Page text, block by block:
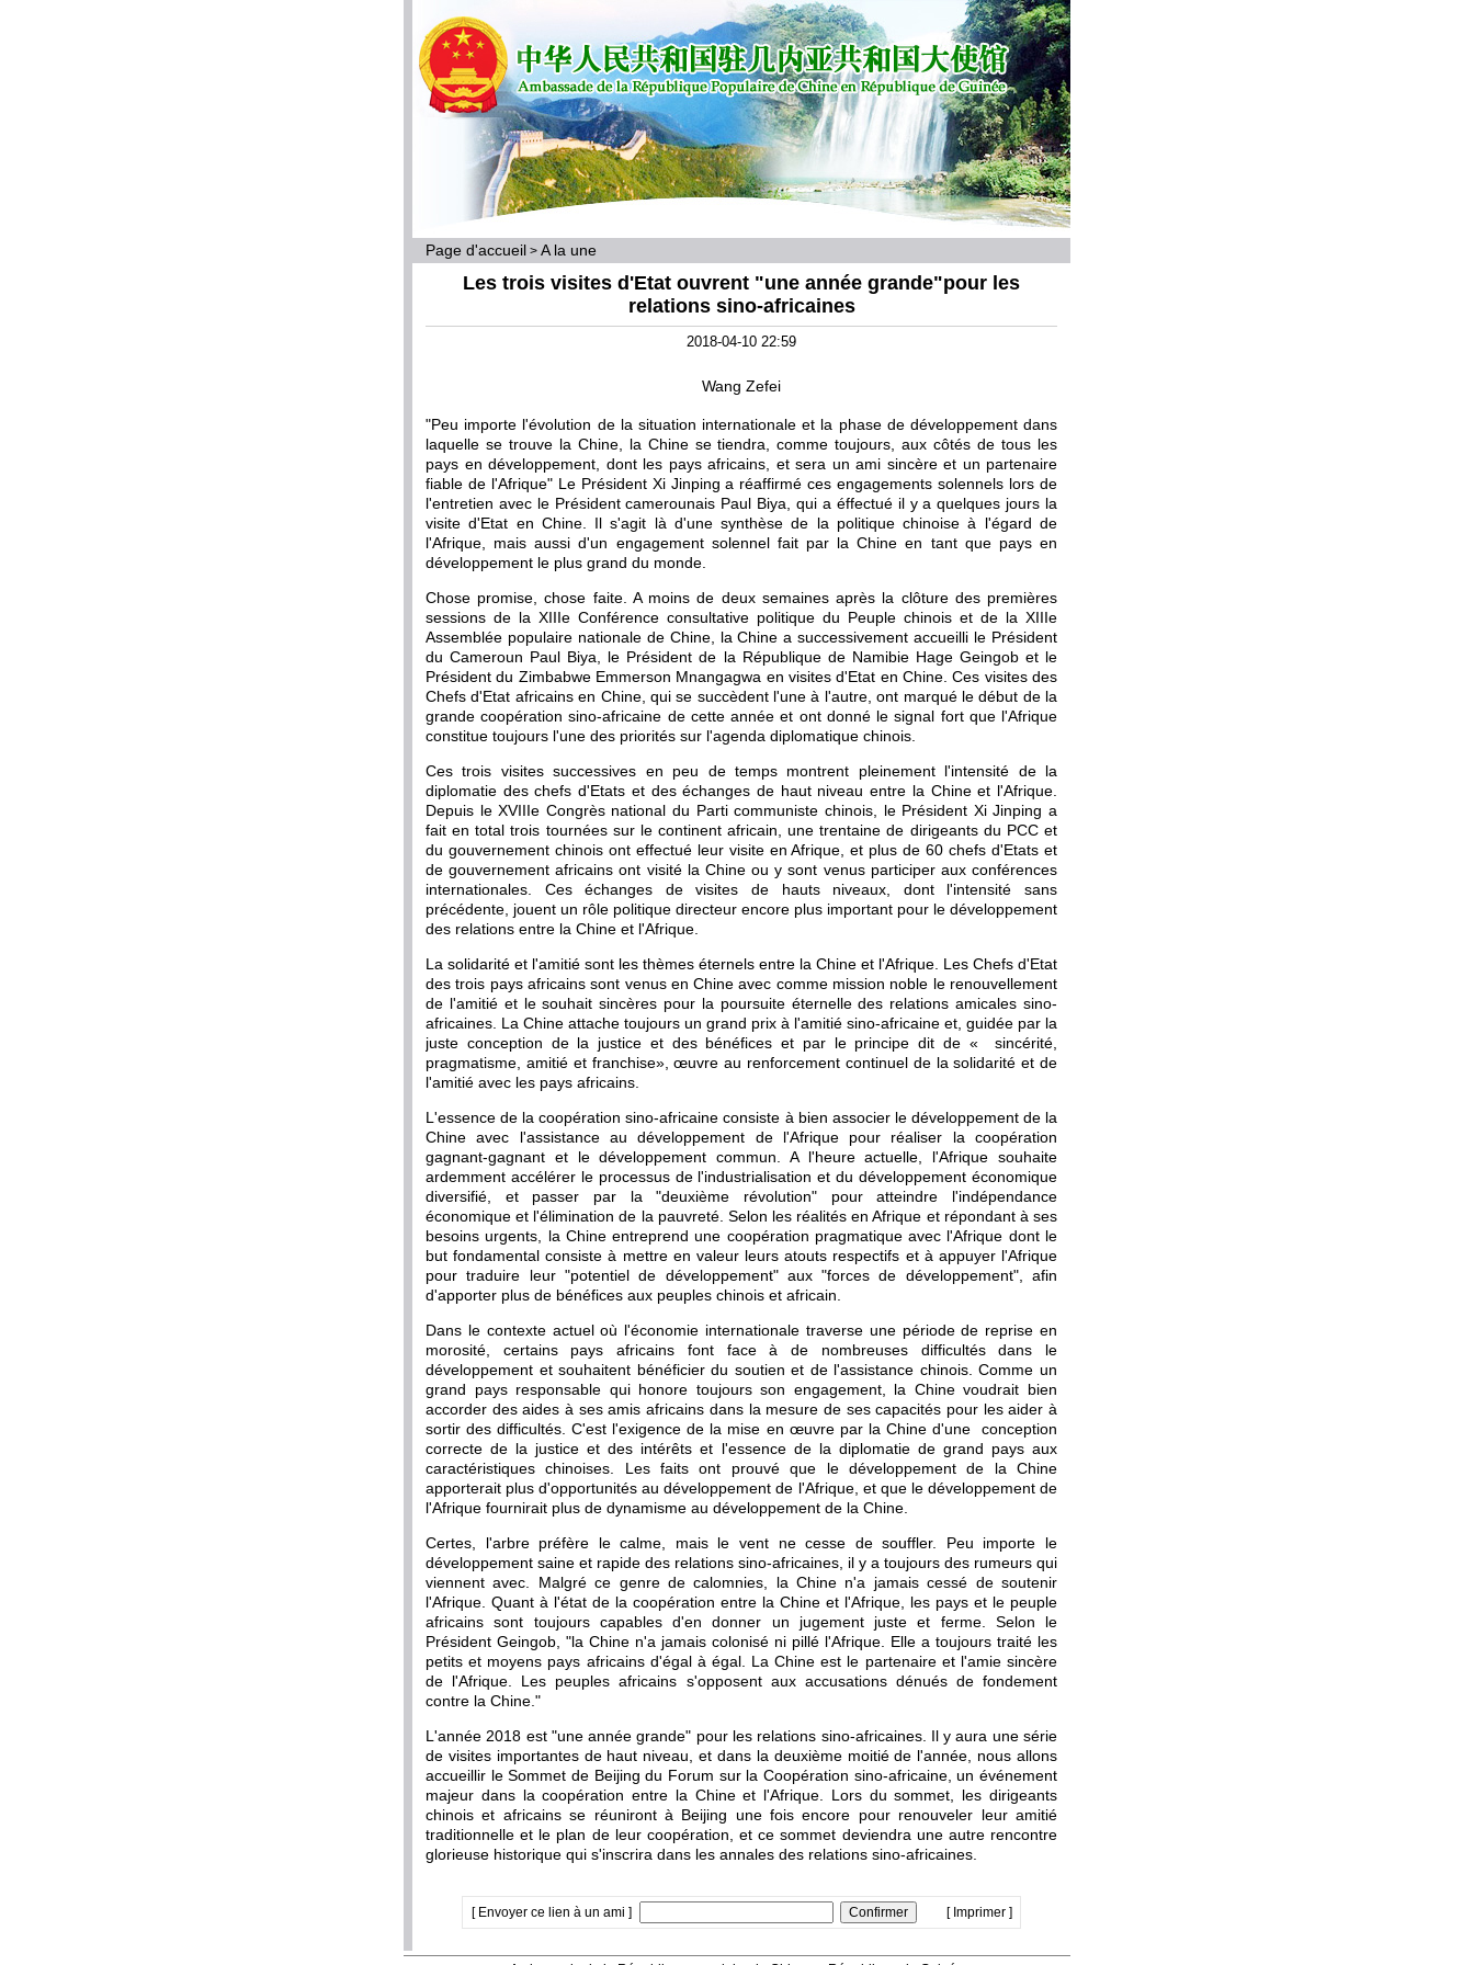
Page d'accueil > A la une
Les trois visites d'Etat ouvrent "une année grande"pour les
relations sino-africaines
2018-04-10 22:59
Wang Zefei
"Peu importe l'évolution de la situation internationale et la phase de développement dans
laquelle se trouve la Chine, la Chine se tiendra, comme toujours, aux côtés de tous les
pays en développement, dont les pays africains, et sera un ami sincère et un partenaire
fiable de l'Afrique" Le Président Xi Jinping a réaffirmé ces engagements solennels lors de
l'entretien avec le Président camerounais Paul Biya, qui a éffectué il y a quelques jours la
visite d'Etat en Chine. Il s'agit là d'une synthèse de la politique chinoise à l'égard de
l'Afrique, mais aussi d'un engagement solennel fait par la Chine en tant que pays en
développement le plus grand du monde.
Chose promise, chose faite. A moins de deux semaines après la clôture des premières
sessions de la XIIIe Conférence consultative politique du Peuple chinois et de la XIIIe
Assemblée populaire nationale de Chine, la Chine a successivement accueilli le Président
du Cameroun Paul Biya, le Président de la République de Namibie Hage Geingob et le
Président du Zimbabwe Emmerson Mnangagwa en visites d'Etat en Chine. Ces visites des
Chefs d'Etat africains en Chine, qui se succèdent l'une à l'autre, ont marqué le début de la
grande coopération sino-africaine de cette année et ont donné le signal fort quel'Afrique
constitue toujours l'une des priorités sur l'agenda diplomatique chinois.
Ces trois visites successives en peu de temps montrent pleinement l'intensité de la
diplomatie des chefs d'Etats et des échanges de haut niveau entre la Chine et l'Afrique.
Depuis le XVIIIe Congrès national du Parti communiste chinois, le Président Xi Jinping a
fait en total trois tournées sur le continent africain, une trentaine de dirigeants du PCC et
du gouvernement chinois ont effectué leur visite en Afrique, et plus de 60 chefs d'Etats et
de gouvernement africains ont visité la Chine ou y sont venus participer aux conférences
internationales. Ces échanges de visites de hauts niveaux, dont l'intensité sans
précédente, jouent un rôle politique directeur encore plus important pour le développement
des relations entre la Chine et l'Afrique.
La solidarité et l'amitié sont les thèmes éternels entre la Chine et l'Afrique. Les Chefs d'Etat
des trois pays africains sont venus en Chine avec comme mission noble le renouvellement
de l'amitié et le souhait sincères pour la poursuite éternelle des relations amicales sino-
africaines. La Chine attache toujours un grand prix à l'amitié sino-africaine et, guidée par la
juste conception de la justice et des bénéfices et par le principe dit de « sincérité,
pragmatisme, amitié et franchise», œuvre au renforcement continuel de la solidarité et de
l'amitié avec les pays africains.
L'essence de la coopération sino-africaine consiste à bien associer le développement de la
Chine avec l'assistance au développement de l'Afrique pour réaliser la coopération
gagnant-gagnant et le développement commun. A l'heure actuelle, l'Afrique souhaite
ardemment accélérer le processus de l'industrialisation et du développement économique
diversifié, et passer par la "deuxième révolution" pour atteindre l'indépendance
économique et l'élimination de la pauvreté. Selon les réalités en Afrique et répondant à ses
besoins urgents, la Chine entreprend une coopération pragmatique avec l'Afrique dont le
but fondamental consiste à mettre en valeur leurs atouts respectifs et à appuyer l'Afrique
pour traduire leur "potentiel de développement" aux "forces de développement", afin
d'apporter plus de bénéfices aux peuples chinois et africain.
Dans le contexte actuel où l'économie internationale traverse une période de reprise en
morosité, certains pays africains font face à de nombreuses difficultés dans le
développement et souhaitent bénéficier du soutien et de l'assistance chinois. Comme un
grand pays responsable qui honore toujours son engagement, la Chine voudrait bien
accorder des aides à ses amis africains dans la mesure de ses capacités pour les aider à
sortir des difficultés. C'est l'exigence de la mise en œuvre par la Chine d'une conception
correcte de la justice et des intérêts et l'essence de la diplomatie de grand pays aux
caractéristiques chinoises. Les faits ont prouvé que le développement de la Chine
apporterait plus d'opportunités au développement de l'Afrique, et que le développement de
l'Afrique fournirait plus de dynamisme au développement de la Chine.
Certes, l'arbre préfère le calme, mais le vent ne cesse de souffler. Peu importe le
développement saine et rapide des relations sino-africaines, il y a toujours des rumeurs qui
viennent avec. Malgré ce genre de calomnies, la Chine n'a jamais cessé de soutenir
l'Afrique. Quant à l'état de la coopération entre la Chine et l'Afrique, les pays et le peuple
africains sont toujours capables d'en donner un jugement juste et ferme. Selon le
Président Geingob, "la Chine n'a jamais colonisé ni pillé l'Afrique. Elle a toujours traité les
petits et moyens pays africains d'égal à égal. La Chine est le partenaire et l'amie sincère
de l'Afrique. Les peuples africains s'opposent aux accusations dénués de fondement
contre la Chine."
L'année 2018 est "une année grande" pour les relations sino-africaines. Il y aura une série
de visites importantes de haut niveau, et dans la deuxième moitié de l'année, nous allons
accueillir le Sommet de Beijing du Forum sur la Coopération sino-africaine, un événement
majeur dans la coopération entre la Chine et l'Afrique. Lors du sommet, les dirigeants
chinois et africains se réuniront à Beijing une fois encore pour renouveler leur amitié
traditionnelle et le plan de leur coopération, et ce sommet deviendra une autre rencontre
glorieuse historique qui s'inscrira dans les annales des relations sino-africaines.
[ Envoyer ce lien à un ami ] [ Imprimer ]